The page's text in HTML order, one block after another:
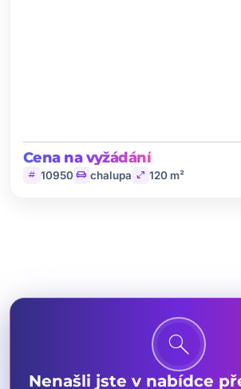
Cena na vyžádání
tag 10950 chair chalupa open_in_full 120 m²
search
Nenašli jste v nabídce